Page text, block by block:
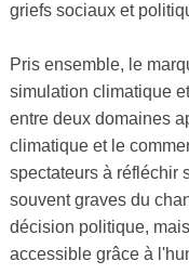
griefs sociaux et
Pris ensemble, le
simulation climatique
entre deux domaines
climatique et le
spectateurs à réfléchir
souvent graves du
décision politique,
accessible grâce à